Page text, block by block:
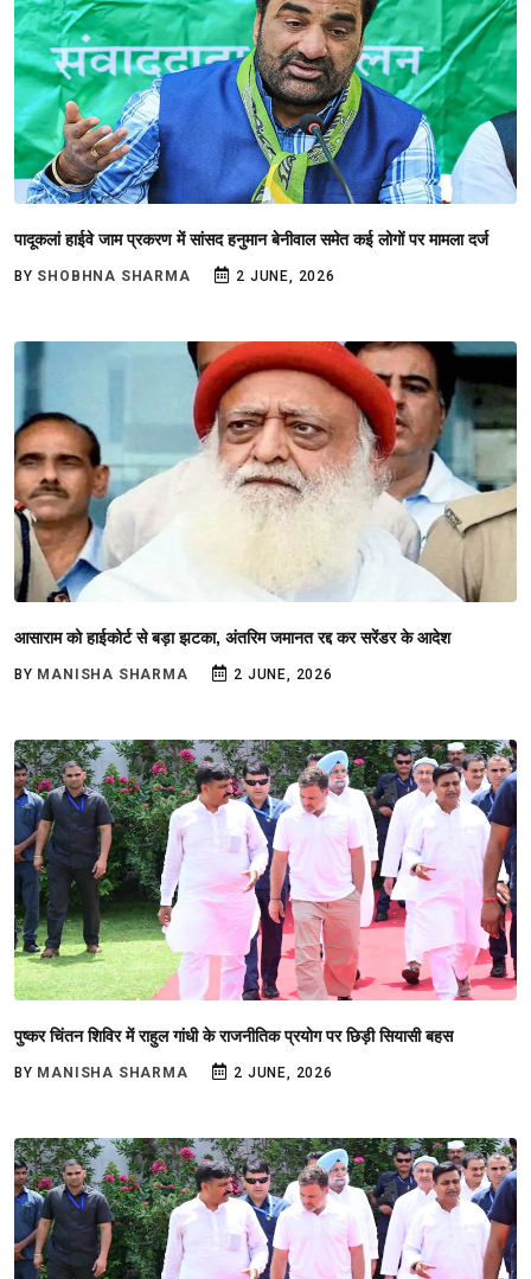
पादूकलां हाईवे जाम प्रकरण में सांसद हनुमान बेनीवाल समेत कई लोगों पर मामला दर्ज
BY SHOBHNA SHARMA 2 JUNE, 2026
आसाराम को हाईकोर्ट से बड़ा झटका, अंतरिम जमानत रद्द कर सरेंडर के आदेश
BY MANISHA SHARMA 2 JUNE, 2026
पुष्कर चिंतन शिविर में राहुल गांधी के राजनीतिक प्रयोग पर छिड़ी सियासी बहस
BY MANISHA SHARMA 2 JUNE, 2026